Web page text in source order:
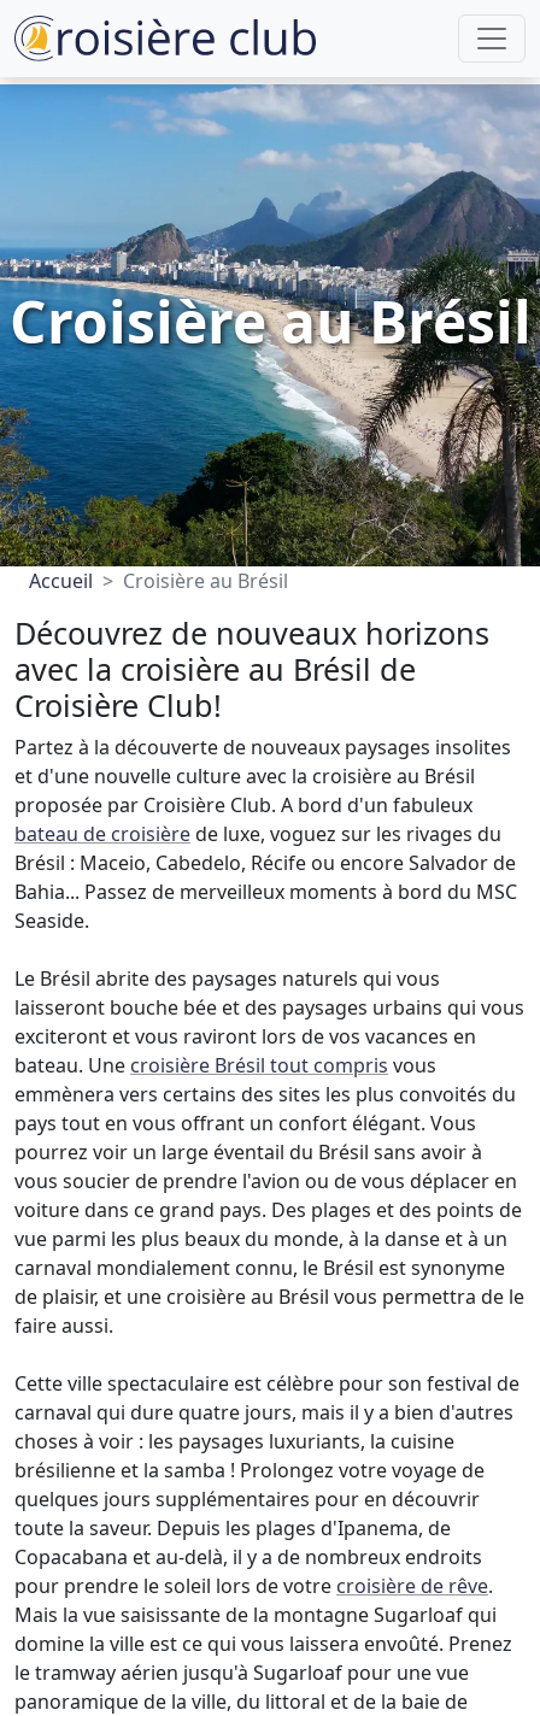
Croisière au Brésil
Accueil Croisière au Brésil
Découvrez de nouveaux horizons
avec la croisière au Brésil de
Croisière Club!
Partez à la découverte de nouveaux paysages insolites
et d'une nouvelle culture avec la croisière au Brésil
proposée par Croisière Club. A bord d'un fabuleux
bateau de croisièrede luxe, voguez sur les rivages du
Brésil : Maceio, Cabedelo, Récife ou encore Salvador de
Bahia... Passez de merveilleux moments à bord du MSC
Seaside.
Le Brésil abrite des paysages naturels qui vous
laisseront bouche bée et des paysages urbains qui vous
exciteront et vous raviront lors de vos vacances en
bateau. Une croisière Brésil tout compris vous
emmènera vers certains des sites les plus convoités du
pays tout en vous offrant un confort élégant. Vous
pourrez voir un large éventail du Brésil sans avoir à
vous soucier de prendre l'avion ou de vous déplacer en
voiture dans ce grand pays. Des plages et des points de
vue parmi les plus beaux du monde, à la danse et à un
carnaval mondialement connu, le Brésil est synonyme
de plaisir, et une croisière au Brésil vous permettra de le
faire aussi.
Cette ville spectaculaire est célèbre pour son festival de
carnaval qui dure quatre jours, mais il y a bien d'autres
choses à voir : les paysages luxuriants, la cuisine
brésilienne et la samba ! Prolongez votre voyage de
quelques jours supplémentaires pour en découvrir
toute la saveur. Depuis les plages d'Ipanema, de
Copacabana et au-delà, il y a de nombreux endroits
pour prendre le soleil lors de votre croisière de rêve.
Mais la vue saisissante de la montagne Sugarloaf qui
domine la ville est ce qui vous laissera envoûté. Prenez
le tramway aérien jusqu'à Sugarloaf pour une vue
panoramique de la ville, du littoral et de la baie de